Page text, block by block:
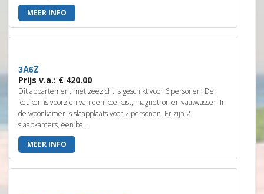
MEER INFO
3A6Z
Prijs v.a.: € 420.00
Dit appartement met zeezicht is geschikt voor 6 personen. De
keuken is voorzien van een koelkast, magnetron en vaatwasser. In
de woonkamer is slaapplaats voor 2 personen. Er zijn 2
slaapkamers, een ba...
MEER INFO